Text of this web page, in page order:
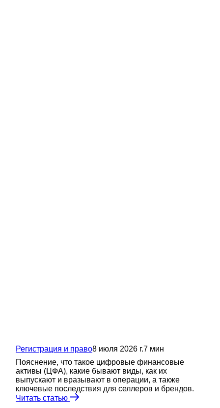
Регистрация и право8 июля 2026 г.7 мин
Пояснение, что такое цифровые финансовые
активы (ЦФА), какие бывают виды, как их
выпускают и вразывают в операции, а также
ключевые последствия для селлеров и брендов.
Читать статью